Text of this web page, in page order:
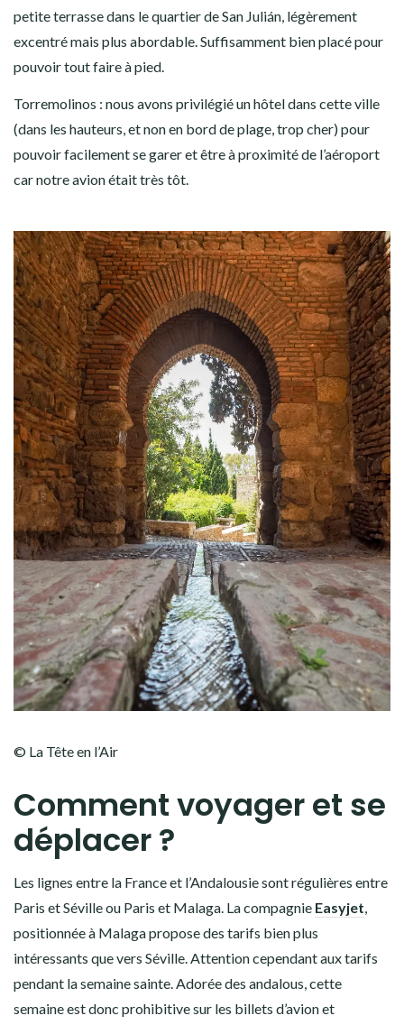
petite terrasse dans le quartier de San Julián, légèrement
excentré mais plus abordable. Suffisamment bien placé pour
pouvoir tout faire à pied.
Torremolinos : nous avons privilégié un hôtel dans cette ville
(dans les hauteurs, et non en bord de plage, trop cher) pour
pouvoir facilement se garer et être à proximité de l’aéroport
car notre avion était très tôt.
© La Tête en l’Air
Comment voyager et se
déplacer ?
Les lignes entre la France et l’Andalousie sont régulières entre
Paris et Séville ou Paris et Malaga. La compagnie Easyjet
positionnée à Malaga propose des tarifs bien plus
intéressants que vers Séville. Attention cependant aux tarifs
pendant la semaine sainte. Adorée des andalous, cette
semaine est donc prohibitive sur les billets d’avion et